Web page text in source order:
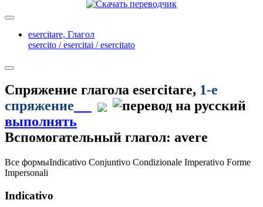
esercitare, Глагол
esercito / esercitai / esercitato
Спряжение глагола esercitare, 1-е
спряжение
выполнять
Вспомогательный глагол: avere
Все формыIndicativo Conjuntivo Condizionale Imperativo Forme
Impersonali
Indicativo